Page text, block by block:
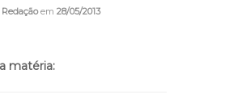
Redaçãoem 28/05/2013
matéria: